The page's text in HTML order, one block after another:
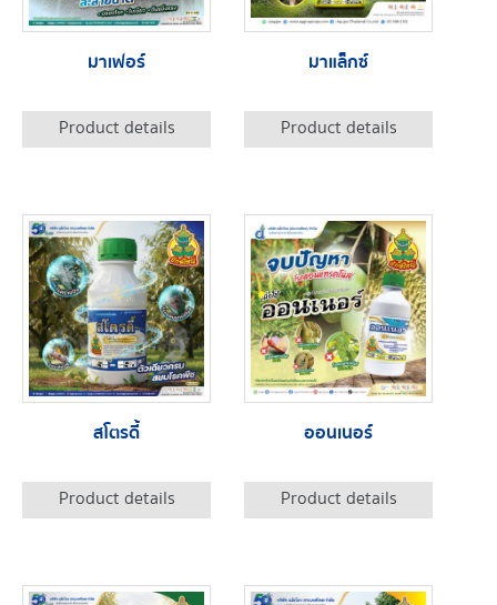
มาเฟอร์
Product details
มาแล็กซ์
Product details
สโตรดี้
Product details
ออนเนอร์
Product details